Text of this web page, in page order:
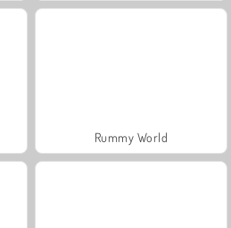
Rummy World